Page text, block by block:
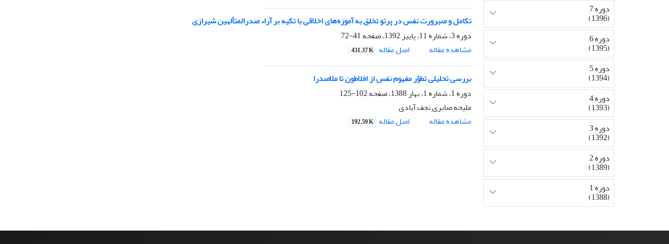
تکامل و صیرورت نفس در پرتو تخلق به آموزه‌های اخلاقی با تکیه بر آراء صدرالمتألهین شیرازی
دوره 3، شماره 11، پاییز 1392، صفحه
41-72
مشاهده مقاله
اصل مقاله 431.37 K
بررسی تحلیلی تطوّر مفهوم نفس از افلاطون تا ملاصدرا
دوره 1، شماره 1، بهار 1388، صفحه
102-125
ملیحه صابری نجف آبادی
مشاهده مقاله
اصل مقاله 192.59 K
دوره 7
(1396)
دوره 6
(1395)
دوره 5
(1394)
دوره 4
(1393)
دوره 3
(1392)
دوره 2
(1389)
دوره 1
(1388)